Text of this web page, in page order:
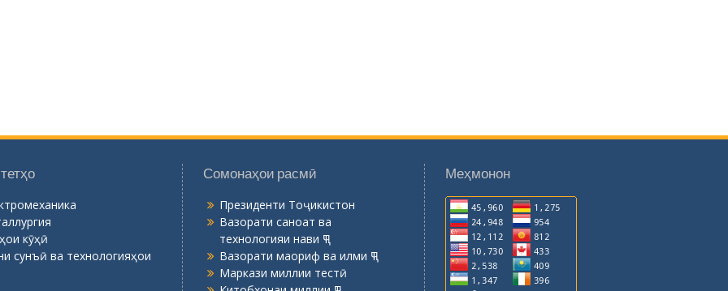
кӯҳӣ
сунъӣ ва технологияҳои
Сомонаҳои расмӣ
Президенти Тоҷикистон
Вазорати саноат ва
технологияи нави ҶТ
Вазорати маориф ва илми ҶТ
Маркази миллии тестӣ
Меҳмонон